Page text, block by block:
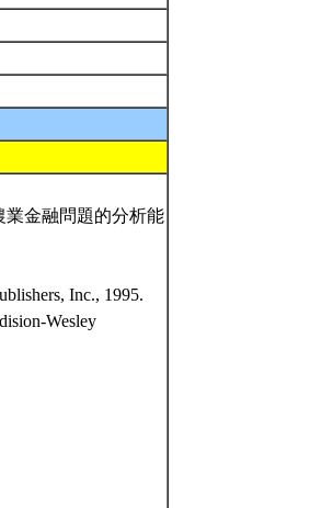
業金融問題的分析能
Inc., 1995.
Wesley